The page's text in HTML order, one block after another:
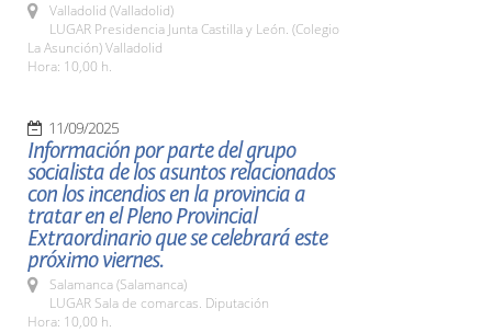
Valladolid (Valladolid)
LUGAR Presidencia Junta Castilla y León. (Colegio
La Asunción) Valladolid
Hora: 10,00 h.
11/09/2025
Información por parte del grupo
socialista de los asuntos relacionados
con los incendios en la provincia a
tratar en el Pleno Provincial
Extraordinario que se celebrará este
próximo viernes.
Salamanca (Salamanca)
LUGAR Sala de comarcas. Diputación
Hora: 10,00 h.